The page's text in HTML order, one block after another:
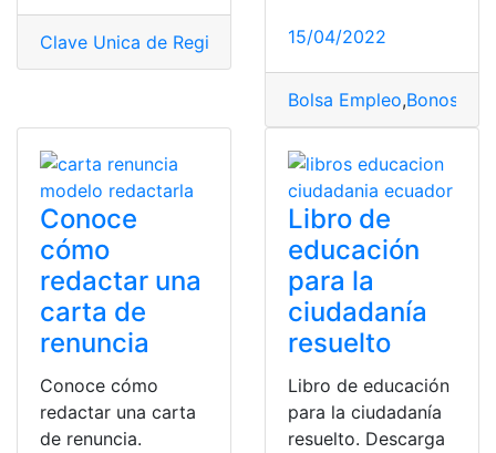
Clave Unica de Registro de Población en México
15/04/2022
Bolsa Empleo,Bonos
Conoce
cómo
redactar una
carta de
renuncia
Conoce cómo
redactar una carta
de renuncia.
Libro de
educación
para la
ciudadanía
resuelto
Libro de educación
para la ciudadanía
resuelto. Descarga